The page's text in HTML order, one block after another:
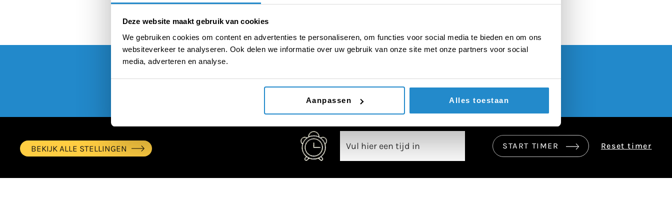
Deze website maakt gebruik van cookies
We gebruiken cookies om content en advertenties te personaliseren, om functies voor social media te bieden en om ons
websiteverkeer te analyseren. Ook delen we informatie over uw gebruik van onze site met onze partners voor social
media, adverteren en analyse.
Aanpassen Alles toestaan
00:00
BEKIJK ALLE STELLINGEN START TIMER Reset timer